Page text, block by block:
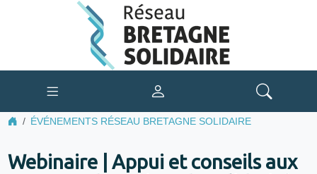
ÉVÉNEMENTS RÉSEAU BRETAGNE SOLIDAIRE
Webinaire | Appui et conseils aux